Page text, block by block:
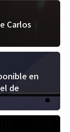
Carlos
en
de